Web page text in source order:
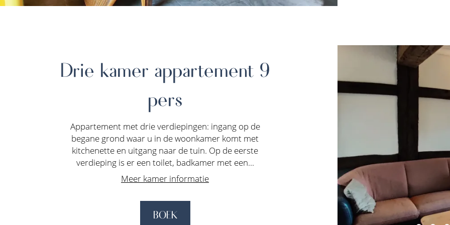
Drie kamer appartement 9
pers
Appartement met drie verdiepingen: ingang op de
begane grond waar u in de woonkamer komt met
kitchenette en uitgang naar de tuin. Op de eerste
verdieping is er een toilet, badkamer met een...
Meer kamer informatie
BOEK